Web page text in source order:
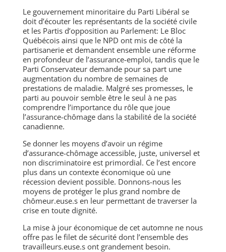
Le gouvernement minoritaire du Parti Libéral se
doit d’écouter les représentants de la société civile
et les Partis d’opposition au Parlement: Le Bloc
Québécois ainsi que le NPD ont mis de côté la
partisanerie et demandent ensemble une réforme
en profondeur de l’assurance-emploi, tandis que le
Parti Conservateur demande pour sa part une
augmentation du nombre de semaines de
prestations de maladie. Malgré ses promesses, le
parti au pouvoir semble être le seul à ne pas
comprendre l’importance du rôle que joue
l’assurance-chômage dans la stabilité de la société
canadienne.
Se donner les moyens d’avoir un régime
d’assurance-chômage accessible, juste, universel et
non discriminatoire est primordial. Ce l’est encore
plus dans un contexte économique où une
récession devient possible. Donnons-nous les
moyens de protéger le plus grand nombre de
chômeur.euse.s en leur permettant de traverser la
crise en toute dignité.
La mise à jour économique de cet automne ne nous
offre pas le filet de sécurité dont l’ensemble des
travailleurs.euse.s ont grandement besoin.